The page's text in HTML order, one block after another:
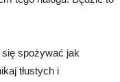
spożywać jak
tłustych i